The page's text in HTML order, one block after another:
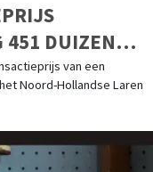
451 DUIZEND
van een
Noord-Hollandse Laren